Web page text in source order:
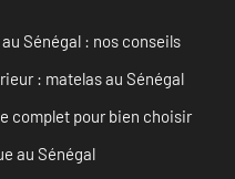
Sénégal : nos conseils
: matelas au Sénégal
complet pour bien choisir
au Sénégal